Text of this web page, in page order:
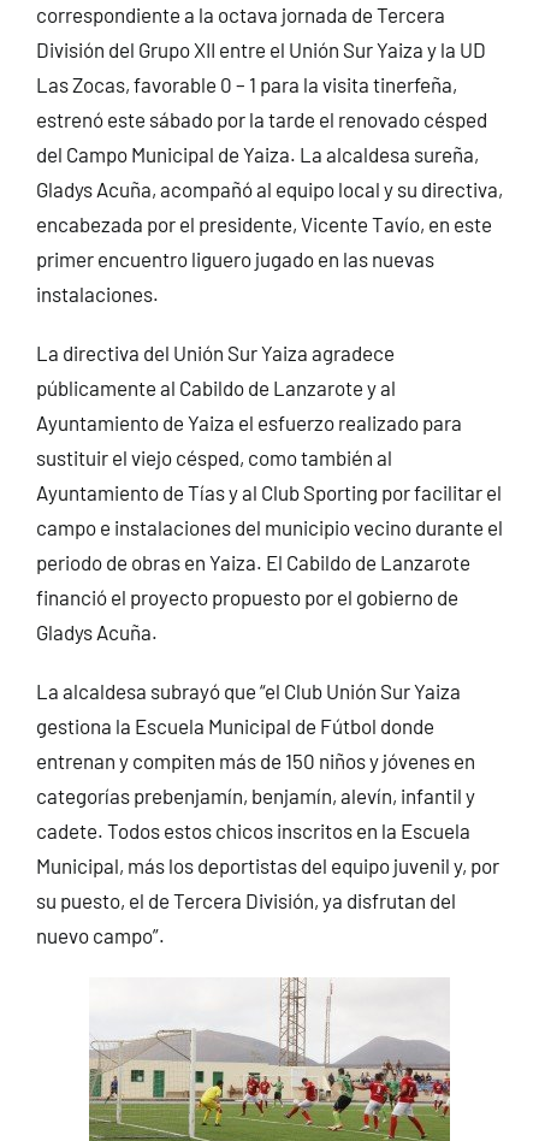
correspondiente a la octava jornada de Tercera
División del Grupo XII entre el Unión Sur Yaiza y la UD
Las Zocas, favorable 0 – 1 para la visita tinerfeña,
estrenó este sábado por la tarde el renovado césped
del Campo Municipal de Yaiza. La alcaldesa sureña,
Gladys Acuña, acompañó al equipo local y su directiva,
encabezada por el presidente, Vicente Tavío, en este
primer encuentro liguero jugado en las nuevas
instalaciones.
La directiva del Unión Sur Yaiza agradece
públicamente al Cabildo de Lanzarote y al
Ayuntamiento de Yaiza el esfuerzo realizado para
sustituir el viejo césped, como también al
Ayuntamiento de Tías y al Club Sporting por facilitar el
campo e instalaciones del municipio vecino durante el
periodo de obras en Yaiza. El Cabildo de Lanzarote
financió el proyecto propuesto por el gobierno de
Gladys Acuña.
La alcaldesa subrayó que “el Club Unión Sur Yaiza
gestiona la Escuela Municipal de Fútbol donde
entrenan y compiten más de 150 niños y jóvenes en
categorías prebenjamín, benjamín, alevín, infantil y
cadete. Todos estos chicos inscritos en la Escuela
Municipal, más los deportistas del equipo juvenil y, por
su puesto, el de Tercera División, ya disfrutan del
nuevo campo”.